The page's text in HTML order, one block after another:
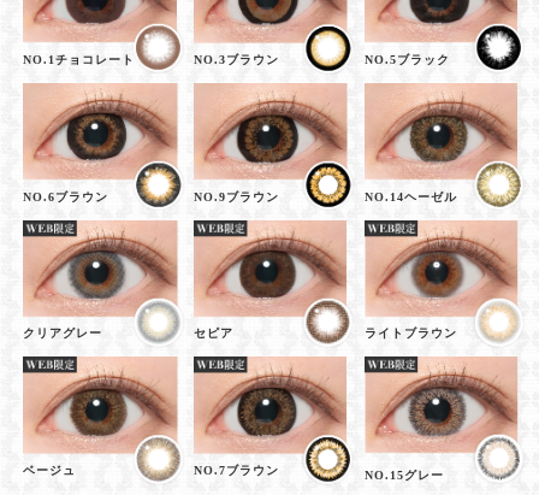
NO.1チョコレート NO.3ブラウン NO.5ブラック
NO.6ブラウン NO.9ブラウン NO.14ヘーゼル
クリアグレー セピア ライトブラウン
ベージュ NO.7ブラウン NO.15グレー